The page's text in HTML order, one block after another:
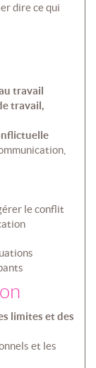
dire ce qui
travail
travail,
le conflit
limites et des
et les